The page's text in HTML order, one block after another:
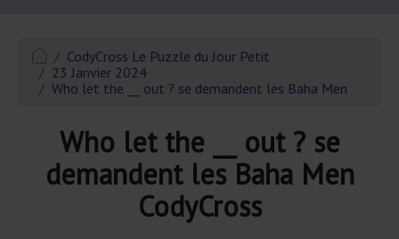
CodyCross Le Puzzle du Jour Petit
23 Janvier 2024
Who let the __ out ? se demandent les Baha Men
Who let the __ out ? se
demandent les Baha Men
CodyCross